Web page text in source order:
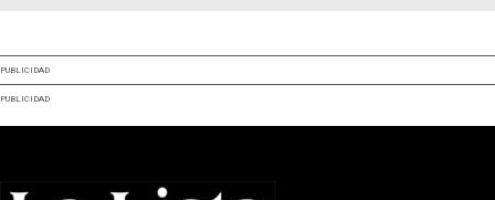
PUBLICIDAD
PUBLICIDAD